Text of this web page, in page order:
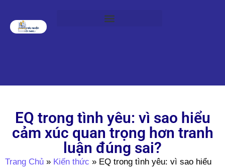
EQ trong tình yêu: vì sao hiểu
cảm xúc quan trọng hơn tranh
luận đúng sai?
Trang Chủ » Kiến thức » EQ trong tình yêu: vì sao hiểu